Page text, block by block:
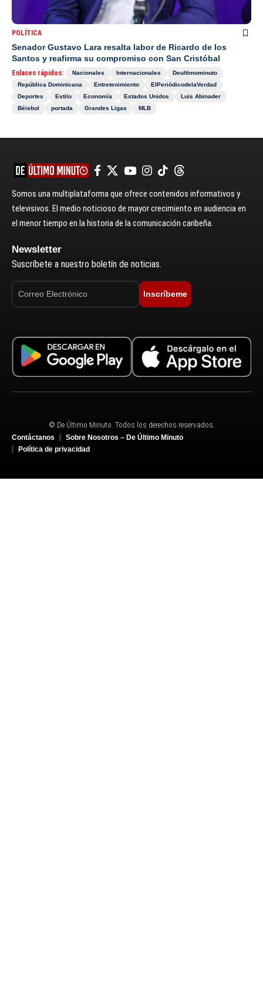
POLÍTICA
Senador Gustavo Lara resalta labor de Ricardo de los
Santos y reafirma su compromiso con San Cristóbal
Enlaces rápidos: Nacionales Internacionales
Deultimominuto
República Dominicana
Entretenimiento
ElPeriódicodelaVerdad
Deportes
Estilo Economía Estados Unidos
Luis Abinader
Béisbol
portada Grandes Ligas MLB
Somos una multiplataforma que ofrece contenidos informativos y
televisivos. El medio noticioso de mayor crecimiento en audiencia en
el menor tiempo en la historia de la comunicación caribeña.
Newsletter
Suscríbete a nuestro boletín de noticias.
Inscríbeme
© De Último Minuto. Todos los derechos reservados.
Contáctanos
Sobre Nosotros – De Último Minuto
Política de privacidad